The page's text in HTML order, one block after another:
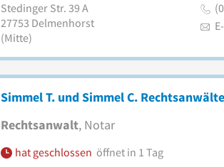
Stedinger Str. 39 A
27753 Delmenhorst
(Mitte)
Simmel T. und Simmel C.
Rechtsanwalt, Notar
hat geschlossen öffnet in 1 Tag